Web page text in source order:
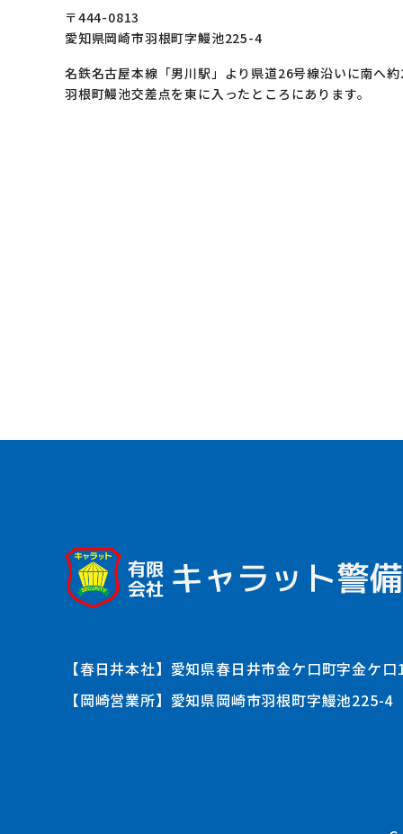
〒444-0813
愛知県岡崎市羽根町字鰻池225-4
名鉄名古屋本線「男川駅」より県道26号線沿いに南へ
羽根町鰻池交差点を東に入ったところにあります。
【春日井本社】 愛知県春日井市金ケ口町字金ケ
【岡崎営業所】 愛知県岡崎市羽根町字鰻池225-4